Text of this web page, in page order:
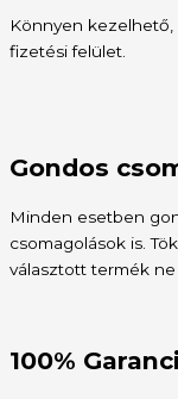
Könnyen
fizetési felület.
Gondos
Minden esetben
csomagolások is.
választott termék
100%